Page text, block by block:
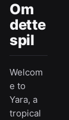
Om
dette
spil
Welcom
e to
Yara, a
tropical